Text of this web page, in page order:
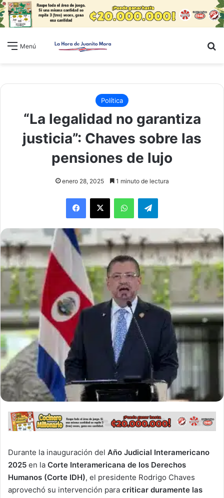
Menú
Política
“La legalidad no garantiza
justicia”: Chaves sobre las
pensiones de lujo
enero 28, 2025 1 minuto de lectura
WhatsAppTelegram
Durante la inauguración del Año Judicial Interamericano
2025 en la Corte Interamericana de los Derechos
Humanos (Corte IDH), el presidente Rodrigo Chaves
aprovechó su intervención para criticar duramente las